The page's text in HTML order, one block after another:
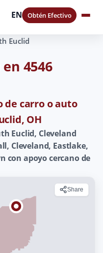
EN Obtén Efectivo
Euclid
4546
de carro o auto
OH
Euclid, Cleveland
Cleveland, Eastlake,
con apoyo cercano de
Share